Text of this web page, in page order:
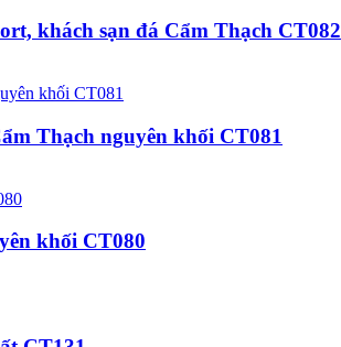
khách sạn đá Cẩm Thạch CT082
Thạch nguyên khối CT081
khối CT080